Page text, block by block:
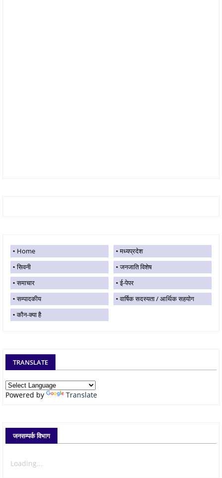
Home
मध्यप्रदेश
सिवनी
जनजाति विशेष
समाचार
ई-पेपर
सम्पादकीय
वार्षिक सदस्यता / आर्थिक सहयोग
कौन-क्या है
TRANSLATE
Powered by Translate
जनसम्पर्क विभाग
Loading...